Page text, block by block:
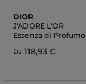
DIOR
J'ADORE L'OR
Essenza di Profumo
Da 118,93 €